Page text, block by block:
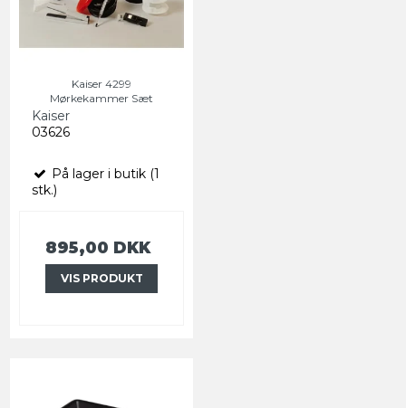
Kaiser 4299
Mørkekammer Sæt
Kaiser
03626
På lager i butik (1
stk.)
895,00 DKK
VIS PRODUKT